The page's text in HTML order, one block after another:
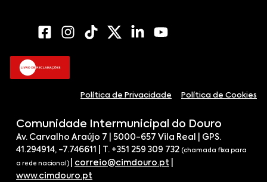
Política de Privacidade Política de Cookies
Comunidade Intermunicipal do Douro
Av. Carvalho Araújo 7 | 5000-657 Vila Real | GPS.
41.294914, -7.746611 | T. +351 259 309 732 (chamada fixa para
a rede nacional) correio@cimdouro.pt
www.cimdouro.pt